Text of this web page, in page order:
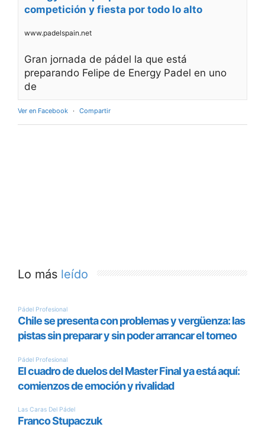
competición y fiesta por todo lo alto
www.padelspain.net
Gran jornada de pádel la que está
preparando Felipe de Energy Padel en uno
de
Ver en Facebook · Compartir
Lo más leído